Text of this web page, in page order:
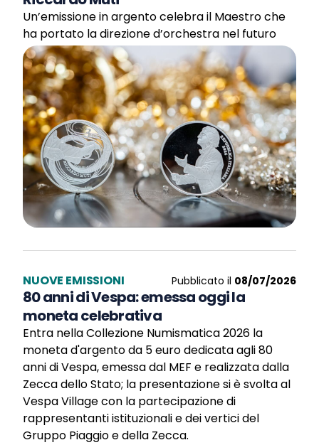
Un’emissione in argento celebra il Maestro che
ha portato la direzione d’orchestra nel futuro
NUOVE EMISSIONI Pubblicato il 08/07/2026
80 anni di Vespa: emessa oggi la
moneta celebrativa
Entra nella Collezione Numismatica 2026 la
moneta d'argento da 5 euro dedicata agli 80
anni di Vespa, emessa dal MEF e realizzata dalla
Zecca dello Stato; la presentazione si è svolta al
Vespa Village con la partecipazione di
rappresentanti istituzionali e dei vertici del
Gruppo Piaggio e della Zecca.